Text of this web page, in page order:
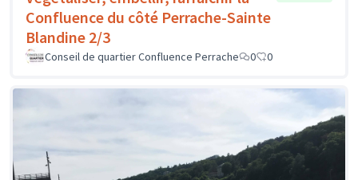
Confluence du côté Perrache-Sainte
Blandine 2/3
Conseil de quartier Confluence Perrache 0 0